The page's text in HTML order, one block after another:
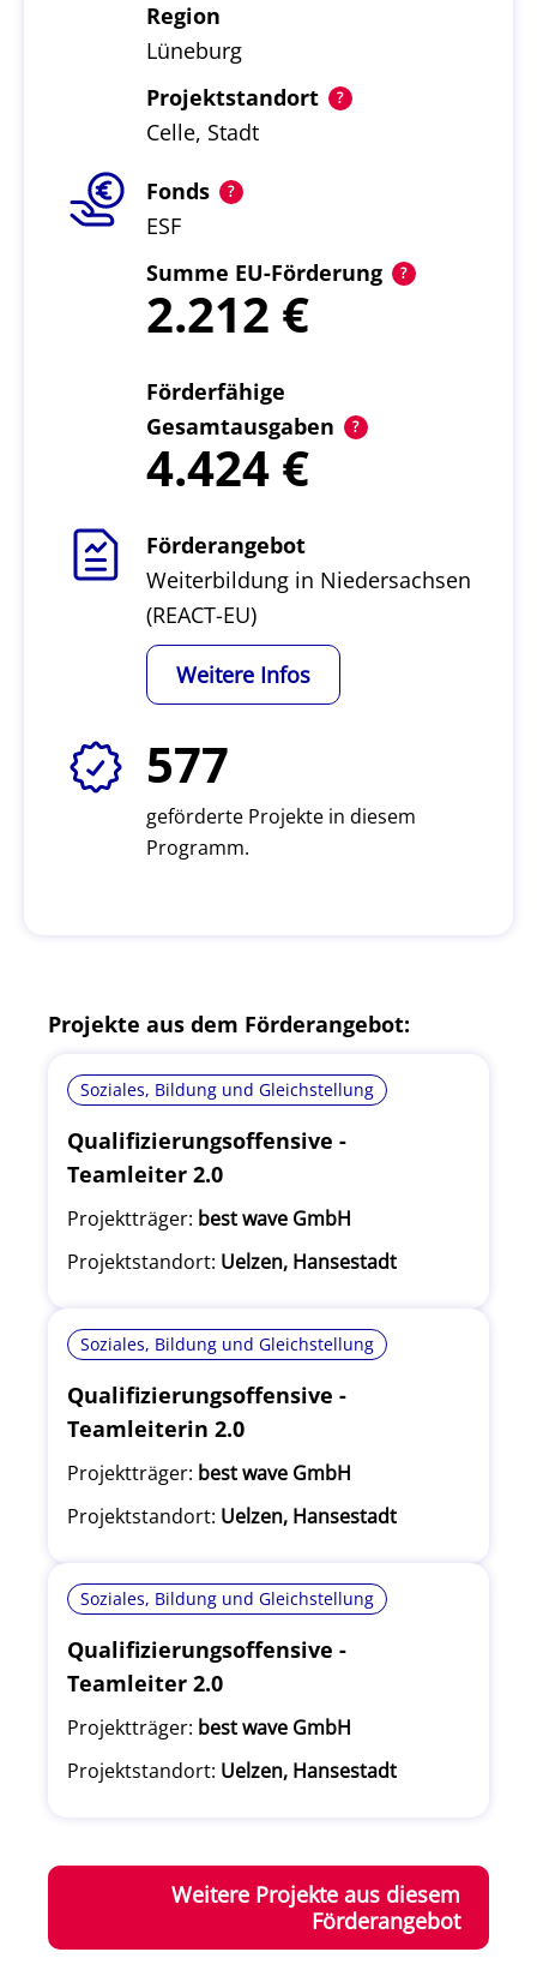
Region
Lüneburg
Projektstandort
Celle, Stadt
Fonds
ESF
Summe EU-Förderung
2.212
Förderfähige
Gesamtausgaben
4.424
Förderangebot
Weiterbildung in Niedersachsen
(REACT-EU)
Weitere Infos
577
geförderte Projekte in diesem
Programm.
Projekte aus dem Förderangebot:
Soziales, Bildung und Gleichstellung
Qualifizierungsoffensive -
Teamleiter 2.0
Projektträger: best wave GmbH
Projektstandort: Uelzen, Hansestadt
Soziales, Bildung und Gleichstellung
Qualifizierungsoffensive -
Teamleiterin 2.0
Projektträger: best wave GmbH
Projektstandort: Uelzen, Hansestadt
Soziales, Bildung und Gleichstellung
Qualifizierungsoffensive -
Teamleiter 2.0
Projektträger: best wave GmbH
Projektstandort: Uelzen, Hansestadt
Weitere Projekte aus diesem
Förderangebot